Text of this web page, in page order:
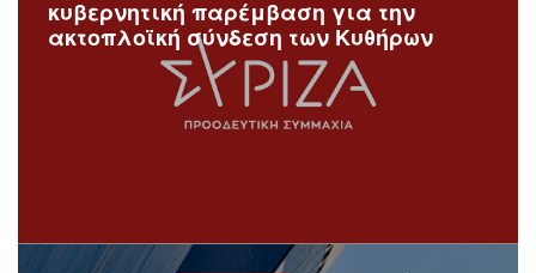
κυβερνητική παρέμβαση για την
ακτοπλοϊκή σύνδεση των Κυθήρων